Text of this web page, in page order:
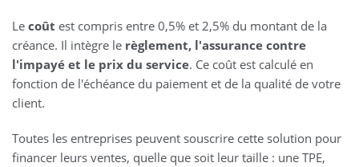
Le coût est compris entre 0,5% et 2,5% du montant de la
créance. Il intègre le règlement, l'assurance contre
l'impayé et le prix du service. Ce coût est calculé en
fonction de l'échéance du paiement et de la qualité de votre
client.
Toutes les entreprises peuvent souscrire cette solution pour
financer leurs ventes, quelle que soit leur taille : une TPE,